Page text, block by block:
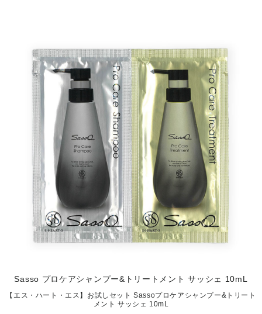
Sasso プロケアシャンプー&トリートメント サッシェ 10mL
【エス・ハート・エス】お試しセット Sassoプロケアシャンプー&トリート
メント サッシェ 10mL